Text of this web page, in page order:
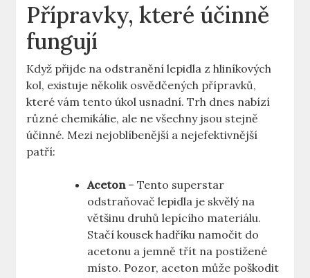
Přípravky, které účinně
fungují
Když přijde⁤ na odstranění lepidla z hliníkových
kol, existuje několik ⁢osvědčených přípravků,
‌které vám tento úkol usnadní. Trh dnes nabízí
různé chemikálie, ale ne všechny jsou stejně
‍účinné. Mezi nejoblíbenější a nejefektivnější
patří:
Aceton–⁢ Tento superstar⁢
odstraňovač lepidla je skvělý ⁤na
většinu druhů lepícího materiálu.
Stačí kousek hadříku namočit do
acetonu a jemně třít na postižené
místo. Pozor, aceton může poškodit⁣